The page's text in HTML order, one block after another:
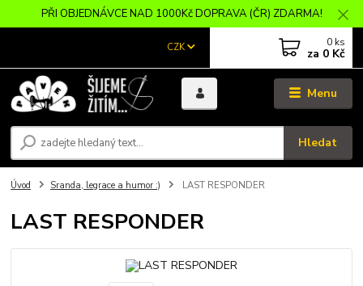
PŘI OBJEDNÁVCE NAD 1000Kč DOPRAVA (ČR) ZDARMA!
Menu
CZK
Hledat
0 ks
za 0 Kč
Úvod Sranda, legrace a humor :) LAST RESPONDER
LAST RESPONDER